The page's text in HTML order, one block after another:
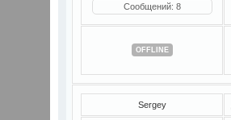
Сообщений: 8
OFFLINE
Sergey